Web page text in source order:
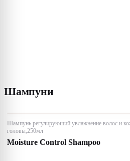
Шампуни
Шампунь регулирующий увлажнение волос и
головы,250мл
Moisture Control Shampoo